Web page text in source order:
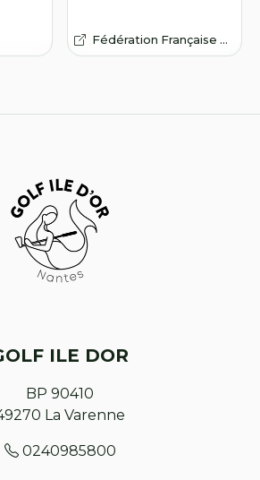
Fédération Française de Golf
ILE DOR
BP 90410
La Varenne
0240985800